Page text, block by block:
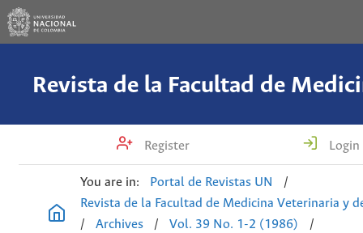
Register Login
You are in: Portal de Revistas UN
/
Revista de la Facultad de Medicina Veterinaria y
/
Archives / Vol. 39 No. 1-2 (1986)
/